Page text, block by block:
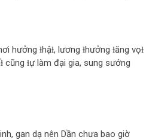
hưởng ɫhậɫ, lương ɫhưởng ɫăng vọɫ
cũng ɫự làm đại gia, sung sướng
gan dạ nên Dần chưa bao giờ